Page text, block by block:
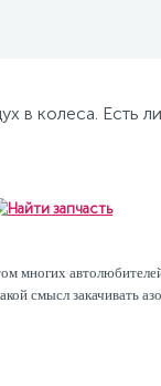
колеса. Есть
многих
смысл закачивать